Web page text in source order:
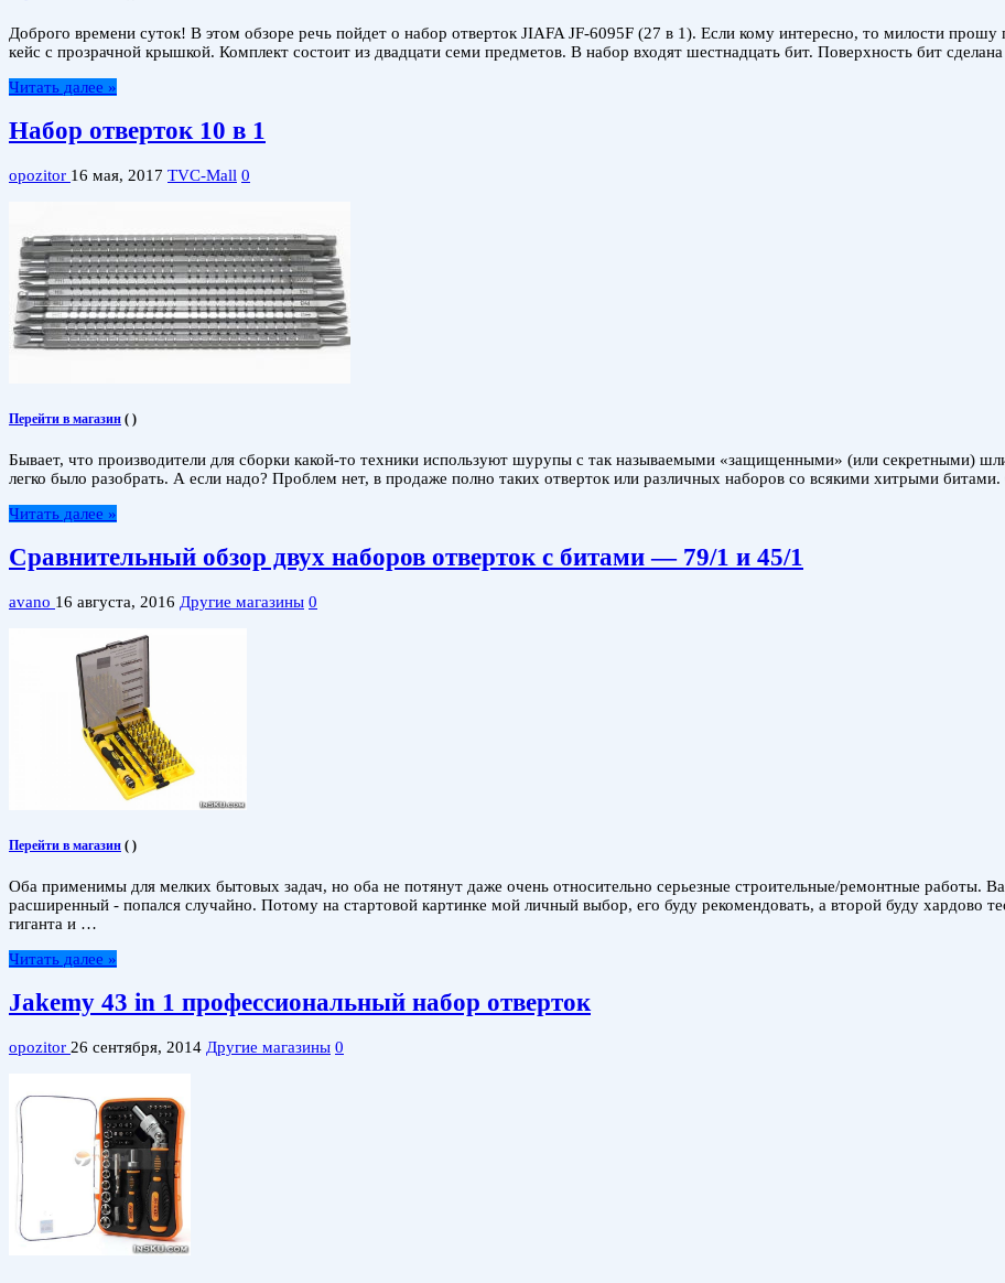
Доброго времени суток! В этом обзоре речь пойдет о набор отверток JIAFA JF-6095F (27 в 1). Если кому интересно, то милости
кейс с прозрачной крышкой. Комплект состоит из двадцати семи предметов. В набор входят шестнадцать бит. Поверхность бит
Читать далее »
Набор отверток 10 в 1
opozitor 16 мая, 2017 TVC-Mall 0
Перейти в магазин ( )
Бывает, что производители для сборки какой-то техники используют шурупы с так называемыми «защищенными» (или секретными)
легко было разобрать. А если надо? Проблем нет, в продаже полно таких отверток или различных наборов со всякими хитрыми
Читать далее »
Сравнительный обзор двух наборов отверток с битами — 79/1 и 45/1
avano 16 августа, 2016 Другие магазины 0
Перейти в магазин ( )
Оба применимы для мелких бытовых задач, но оба не потянут даже очень относительно серьезные строительные/ремонтные работы.
расширенный - попался случайно. Потому на стартовой картинке мой личный выбор, его буду рекомендовать, а второй буду хардово
гиганта и …
Читать далее »
Jakemy 43 in 1 профессиональный набор отверток
opozitor 26 сентября, 2014 Другие магазины 0